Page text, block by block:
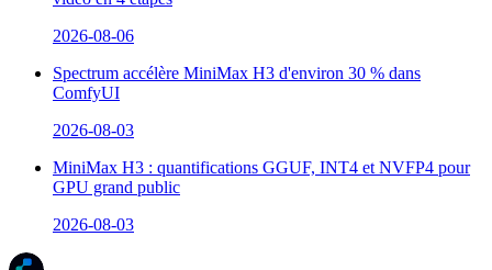
2026-08-06
Spectrum accélère MiniMax H3 d'environ 30 % dans
ComfyUI
2026-08-03
MiniMax H3 : quantifications GGUF, INT4 et NVFP4 pour
GPU grand public
2026-08-03